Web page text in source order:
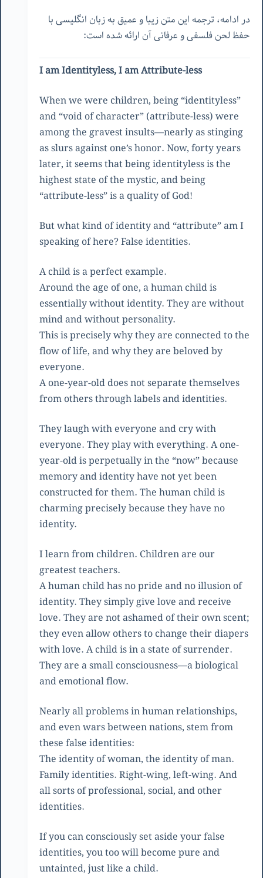
در ادامه، ترجمه این متن زیبا و عمیق به زبان انگلیسی با
حفظ لحن فلسفی و عرفانی آن ارائه شده است:
I am Identityless, I am Attribute-less
When we were children, being “identityless”
and “void of character” (attribute-less) were
among the gravest insults—nearly as stinging
as slurs against one’s honor. Now, forty years
later, it seems that being identityless is the
highest state of the mystic, and being
“attribute-less” is a quality of God!
But what kind of identity and “attribute” am I
speaking of here? False identities.
A child is a perfect example.
Around the age of one, a human child is
essentially without identity. They are without
mind and without personality.
This is precisely why they are connected to the
flow of life, and why they are beloved by
everyone.
A one-year-old does not separate themselves
from others through labels and identities.
They laugh with everyone and cry with
everyone. They play with everything. A one-
year-old is perpetually in the “now” because
memory and identity have not yet been
constructed for them. The human child is
charming precisely because they have no
identity.
I learn from children. Children are our
greatest teachers.
A human child has no pride and no illusion of
identity. They simply give love and receive
love. They are not ashamed of their own scent;
they even allow others to change their diapers
with love. A child is in a state of surrender.
They are a small consciousness—a biological
and emotional flow.
Nearly all problems in human relationships,
and even wars between nations, stem from
these false identities:
The identity of woman, the identity of man.
Family identities. Right-wing, left-wing. And
all sorts of professional, social, and other
identities.
If you can consciously set aside your false
identities, you too will become pure and
untainted, just like a child.